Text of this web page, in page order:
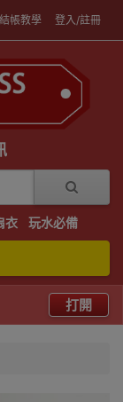
結帳教學 登入/註冊
衣 玩水必備
打開